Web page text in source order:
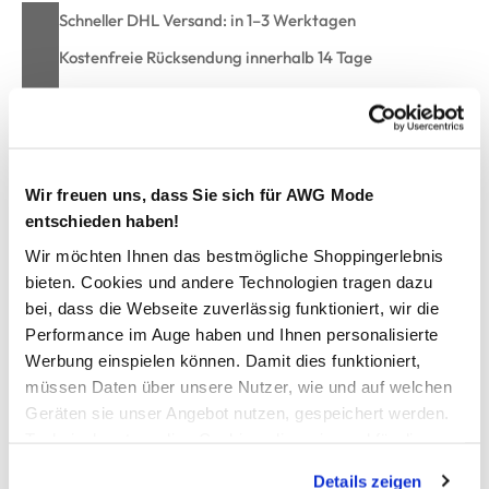
Wir freuen uns, dass Sie sich für AWG Mode
entschieden haben!
Wir möchten Ihnen das bestmögliche Shoppingerlebnis
bieten. Cookies und andere Technologien tragen dazu
bei, dass die Webseite zuverlässig funktioniert, wir die
Performance im Auge haben und Ihnen personalisierte
Werbung einspielen können. Damit dies funktioniert,
müssen Daten über unsere Nutzer, wie und auf welchen
Geräten sie unser Angebot nutzen, gespeichert werden.
Details zeigen
Schneller DHL Versand: in 1–3 Werktagen
Kostenfreie Rücksendung innerhalb 14 Tage
Handtuch 50x100cm
hochwertiges Handtuch von Egeria
mit edler Deko-Borte und Aufhänger
aus besonders voluminösem Garn
flauschig, weich und besonders saugfähig
enthält schadstoffgeprüfte Materialien